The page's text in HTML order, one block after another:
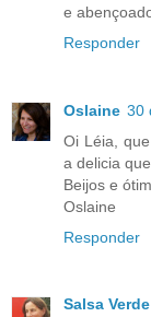
e
Responder
Oslaine 30
Oi Léia,
a delicia
Beijos e
Oslaine
Responder
Salsa Verde